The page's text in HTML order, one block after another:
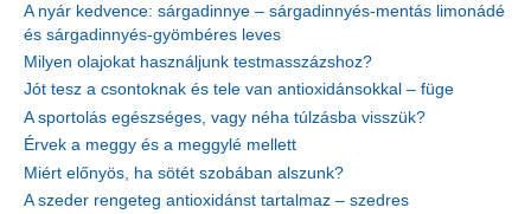
A nyár kedvence: sárgadinnye – sárgadinnyés-mentás limonádé
és sárgadinnyés-gyömbéres leves
Milyen olajokat használjunk testmasszázshoz?
Jót tesz a csontoknak és tele van antioxidánsokkal – füge
A sportolás egészséges, vagy néha túlzásba visszük?
Érvek a meggy és a meggylé mellett
Miért előnyös, ha sötét szobában alszunk?
A szeder rengeteg antioxidánst tartalmaz – szedres